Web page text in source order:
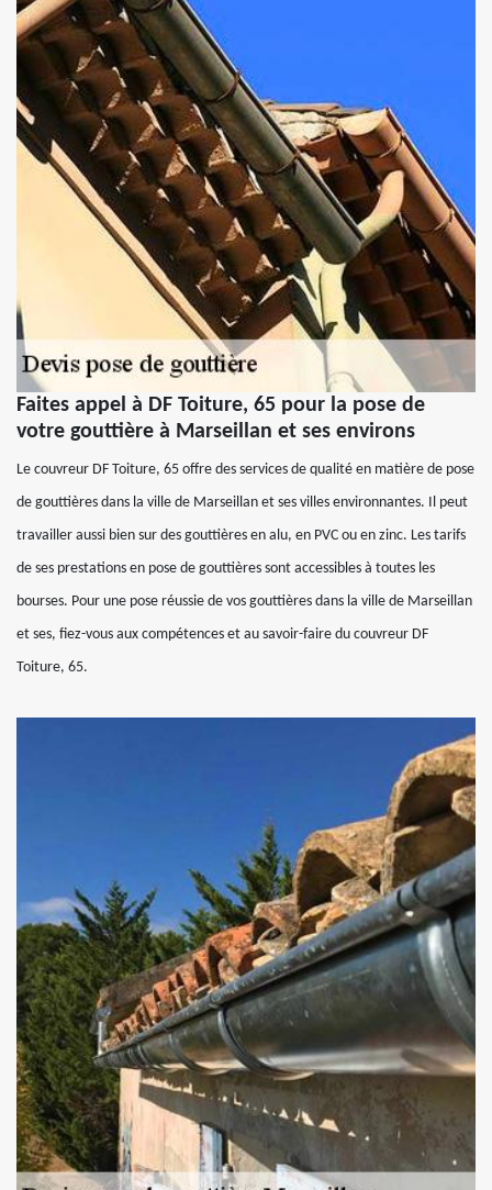
Faites appel à DF Toiture, 65 pour la pose de
votre gouttière à Marseillan et ses environs
Le couvreur DF Toiture, 65 offre des services de qualité en matière de pose
de gouttières dans la ville de Marseillan et ses villes environnantes. Il peut
travailler aussi bien sur des gouttières en alu, en PVC ou en zinc. Les tarifs
de ses prestations en pose de gouttières sont accessibles à toutes les
bourses. Pour une pose réussie de vos gouttières dans la ville de Marseillan
et ses, fiez-vous aux compétences et au savoir-faire du couvreur DF
Toiture, 65.